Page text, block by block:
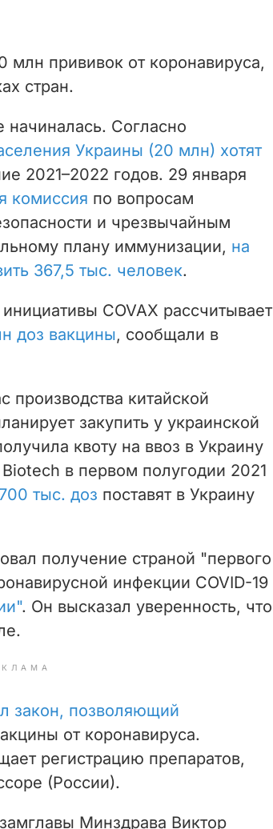
прививок от коронавируса,
стран.
начиналась. Согласно
Украины (20 млн) хотят
2021–2022 годов. 29 января
комиссия по вопросам
и чрезвычайным
плану иммунизации, на
367,5 тыс. человек.
COVAX рассчитывает
доз вакцины, сообщали в
производства китайской
закупить у украинской
квоту на ввоз в Украину
в первом полугодии 2021
тыс. доз поставят в Украину
получение страной "первого
инфекции COVID-19
. Он высказал уверенность, что
закон, позволяющий
от коронавируса.
регистрацию препаратов,
(России).
Минздрава Виктор